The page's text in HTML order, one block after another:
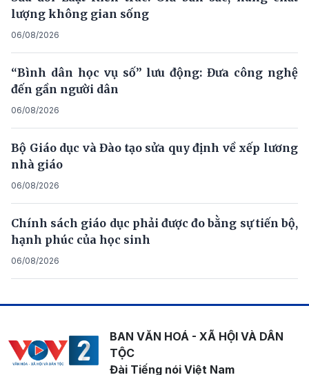
lượng không gian sống
06/08/2026
“Bình dân học vụ số” lưu động: Đưa công nghệ
đến gần người dân
06/08/2026
Bộ Giáo dục và Đào tạo sửa quy định về xếp lương
nhà giáo
06/08/2026
Chính sách giáo dục phải được đo bằng sự tiến bộ,
hạnh phúc của học sinh
06/08/2026
BAN VĂN HOÁ - XÃ HỘI VÀ DÂN
TỘC
Đài Tiếng nói Việt Nam